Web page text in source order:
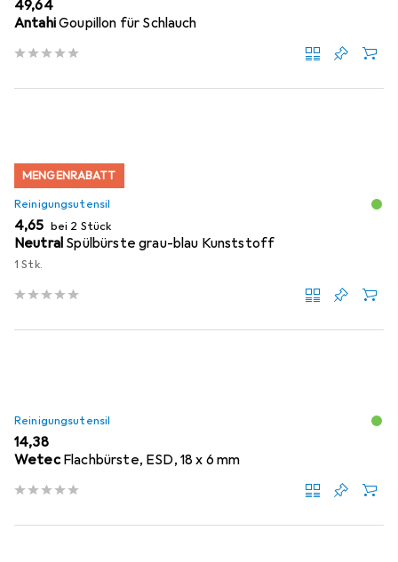
EUR
49,64
AntahiGoupillon für Schlauch
MENGENRABATT
Reinigungsutensil
EUR
4,65 bei 2 Stück
Neutral Spülbürste grau-blau Kunststoff
1 Stk.
Reinigungsutensil
EUR
14,38
Wetec Flachbürste, ESD, 18 x 6 mm